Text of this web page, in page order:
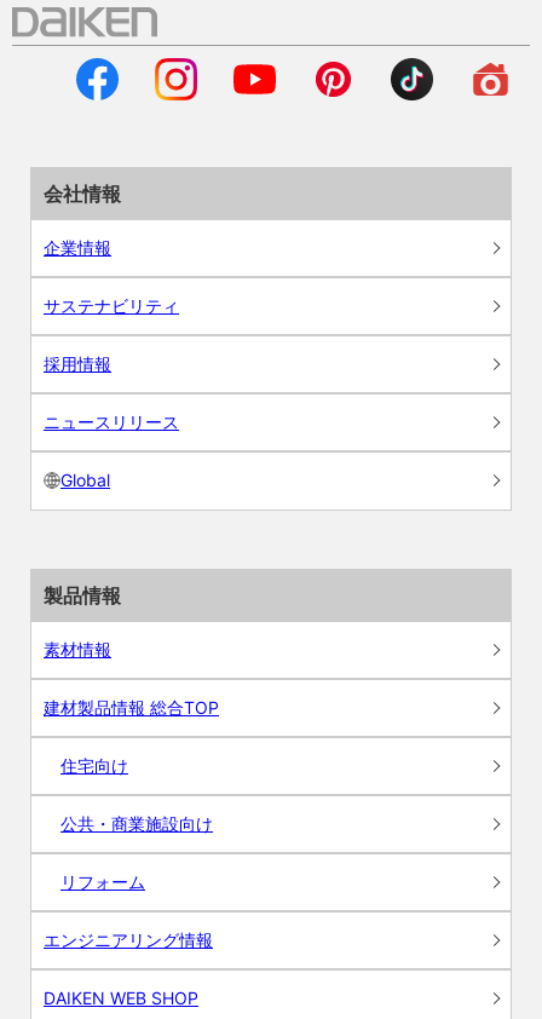
会社情報
企業情報
サステナビリティ
採用情報
ニュースリリース
Global
製品情報
素材情報
建材製品情報 総合TOP
住宅向け
公共・商業施設向け
リフォーム
エンジニアリング情報
DAIKEN WEB SHOP